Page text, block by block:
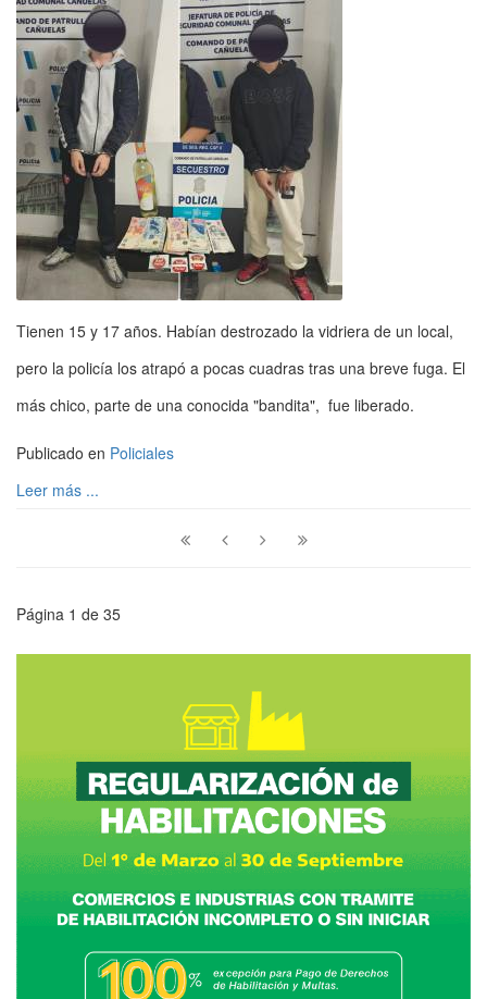
Tienen 15 y 17 años. Habían destrozado la vidriera de un local,
pero la policía los atrapó a pocas cuadras tras una breve fuga. El
más chico, parte de una conocida "bandita", fue liberado.
Publicado en Policiales
Leer más ...
Página 1 de 35